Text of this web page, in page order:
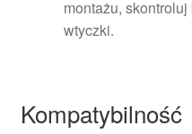
montażu,
wtyczki.
Kompatybilność